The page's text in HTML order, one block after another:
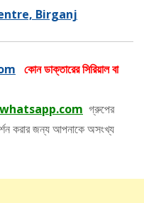
Birganj
কোন ডাক্তারের সিরিয়াল বা
গ্রুপের
করার জন্য আপনাকে অসংখ্য